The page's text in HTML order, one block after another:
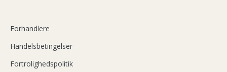
Forhandlere
Handelsbetingelser
Fortrolighedspolitik